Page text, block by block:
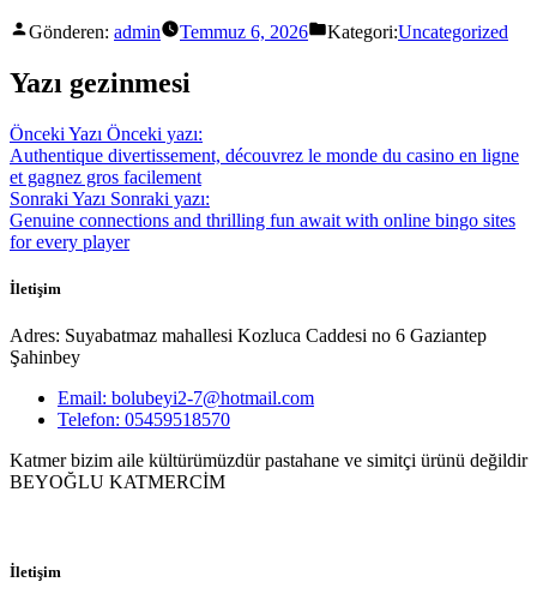
Gönderen: admin Temmuz 6, 2026 Kategori:Uncategorized
Yazı gezinmesi
Önceki Yazı Önceki yazı:
Authentique divertissement, découvrez le monde du casino en ligne
et gagnez gros facilement
Sonraki Yazı Sonraki yazı:
Genuine connections and thrilling fun await with online bingo sites
for every player
İletişim
Adres: Suyabatmaz mahallesi Kozluca Caddesi no 6 Gaziantep
Şahinbey
Email: bolubeyi2-7@hotmail.com
Telefon: 05459518570
Katmer bizim aile kültürümüzdür pastahane ve simitçi ürünü değildir
BEYOĞLU KATMERCİM
İletişim